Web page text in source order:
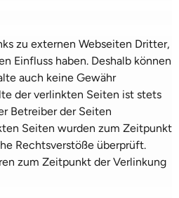
zu externen Webseiten Dritter,
Einfluss haben. Deshalb können
auch keine Gewähr
der verlinkten Seiten ist stets
Betreiber der Seiten
Seiten wurden zum Zeitpunkt
Rechtsverstöße überprüft.
zum Zeitpunkt der Verlinkung